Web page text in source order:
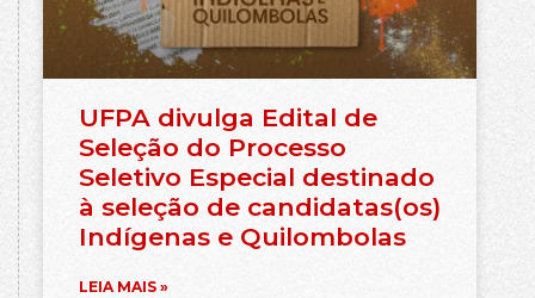
UFPA divulga Edital de
Seleção do Processo
Seletivo Especial destinado
à seleção de candidatas(os)
Indígenas e Quilombolas
LEIA MAIS »